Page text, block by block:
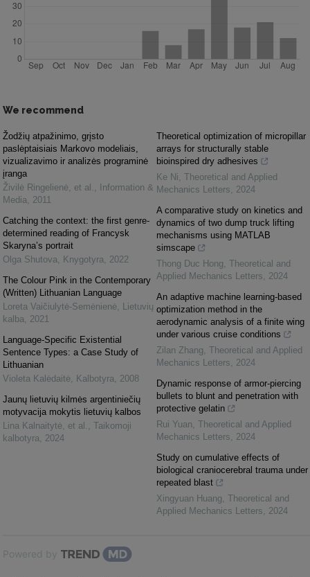
We recommend
Žodžių atpažinimo, grįsto
paslėptaisiais Markovo modeliais,
vizualizavimo ir analizės programinė
įranga
Živilė Ringelienė, et al. ,
Information &
Media, 2011
Catching the context: the first genre-
determined reading of Francysk
Skaryna’s portrait
Olga Shutova, Knygotyra, 2022
The Colour Pink in the Contemporary
(Written) Lithuanian Language
Loreta Vaičiulytė-Semėnienė, Lietuvių
kalba, 2021
Language-Specific Existential
Sentence Types: a Case Study of
Lithuanian
Violeta Kalėdaitė, Kalbotyra, 2008
Jaunų lietuvių kilmės argentiniečių
motyvacija mokytis lietuvių kalbos
Lina Kalnaitytė, et al. , Taikomoji
kalbotyra, 2024
Theoretical optimization of micropillar
arrays for structurally stable
bioinspired dry adhesives
Ke Ni, Theoretical and Applied
Mechanics Letters, 2024
A comparative study on kinetics and
dynamics of two dump truck lifting
mechanisms using MATLAB
simscape
Thong Duc Hong, Theoretical and
Applied Mechanics Letters, 2024
An adaptive machine learning-based
optimization method in the
aerodynamic analysis of a finite wing
under various cruise conditions
Zilan Zhang, Theoretical and Applied
Mechanics Letters, 2024
Dynamic response of armor-piercing
bullets to blunt and penetration with
protective gelatin
Rui Yuan, Theoretical and Applied
Mechanics Letters, 2024
Study on cumulative effects of
biological craniocerebral trauma under
repeated blast
Xingyuan Huang, Theoretical and
Applied Mechanics Letters, 2024
Powered by